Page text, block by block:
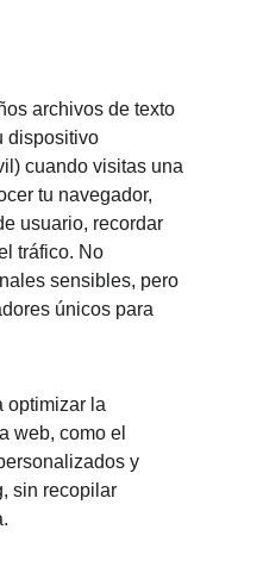
archivos de texto
dispositivo
cuando visitas una
tu navegador,
usuario, recordar
tráfico. No
sensibles, pero
únicos para
optimizar la
web, como el
y
sin recopilar